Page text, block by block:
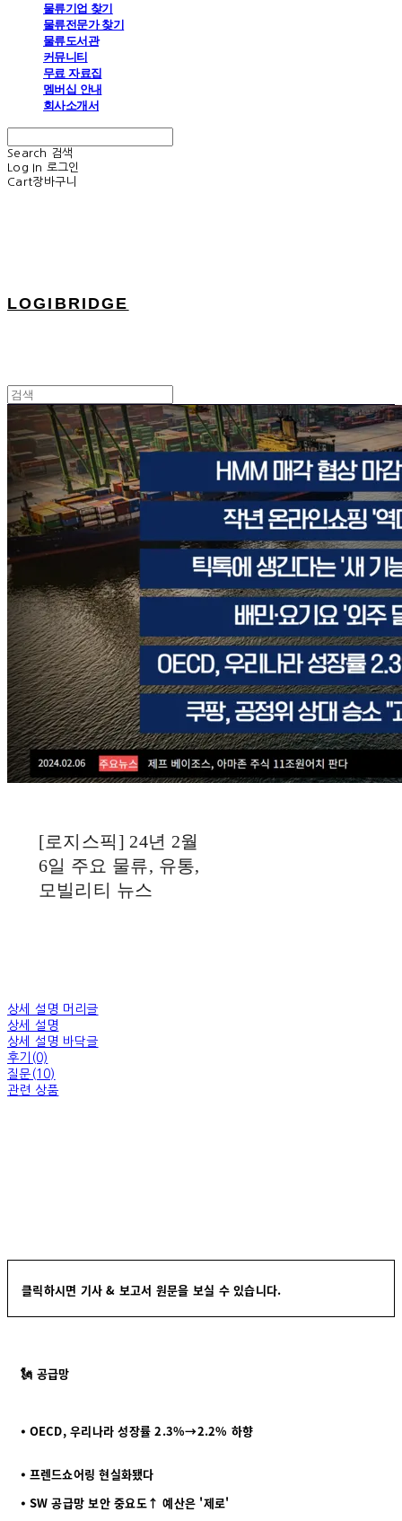
물류기업 찾기
물류전문가 찾기
물류도서관
커뮤니티
무료 자료집
멤버십 안내
회사소개서
Search
검색
Log In 로그인
Cart장바구니
LOGIBRIDGE
[로지스픽] 24년 2월
6일 주요 물류, 유통,
모빌리티 뉴스
상세 설명 머리글
상세 설명
상세 설명 바닥글
후기(0)
질문(10)
관련 상품
클릭하시면 기사 & 보고서 원문을 보실 수 있습니다.
🗽 공급망
⦁ OECD, 우리나라 성장률 2.3%→2.2% 하향
⦁ 프렌드쇼어링 현실화됐다
⦁ SW 공급망 보안 중요도↑ 예산은 '제로'